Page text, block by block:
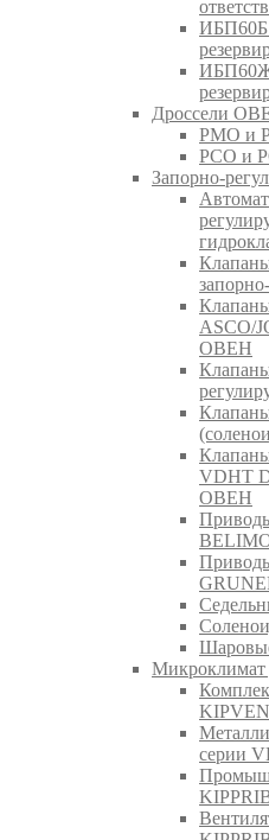
ИБП60Б
Дроссели
РМО и
РСО и
Запорно-
ASCO/
ОВЕН
VDHT
ОВЕН
Микроклимат
серии